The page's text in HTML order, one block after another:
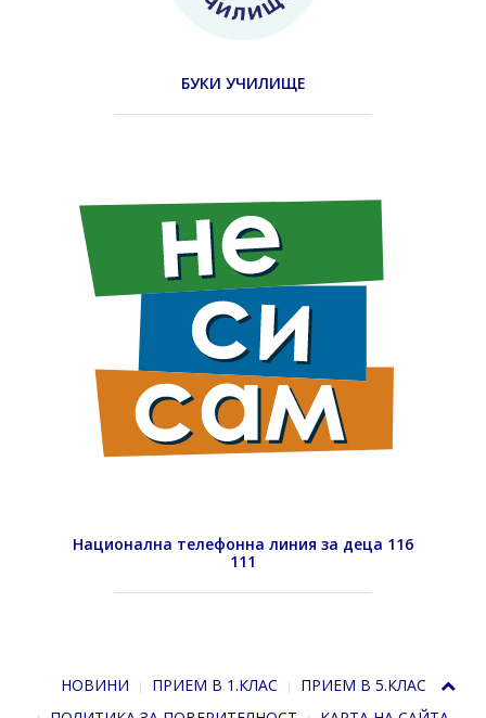
БУКИ УЧИЛИЩЕ
Национална телефонна линия за деца 116
111
НОВИНИ ПРИЕМ В 1.КЛАС
ПРИЕМ В 5.КЛАС